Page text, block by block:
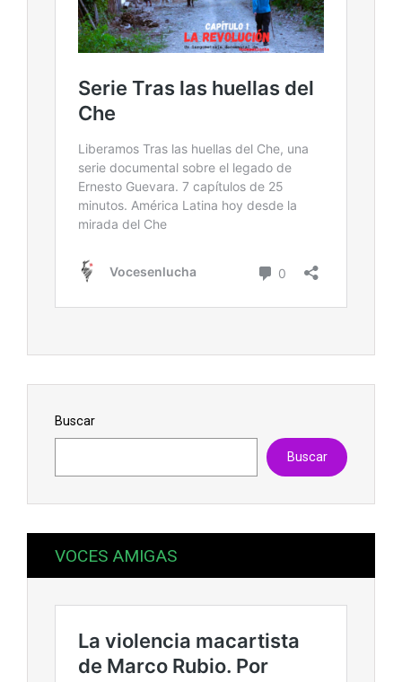
Buscar
Buscar
VOCES AMIGAS